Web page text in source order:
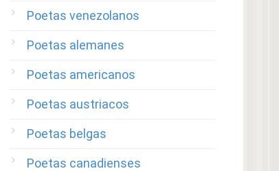
Poetas venezolanos
Poetas alemanes
Poetas americanos
Poetas austriacos
Poetas belgas
Poetas canadienses